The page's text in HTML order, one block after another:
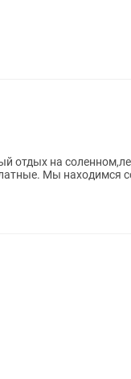
отдых на
Мы находимся